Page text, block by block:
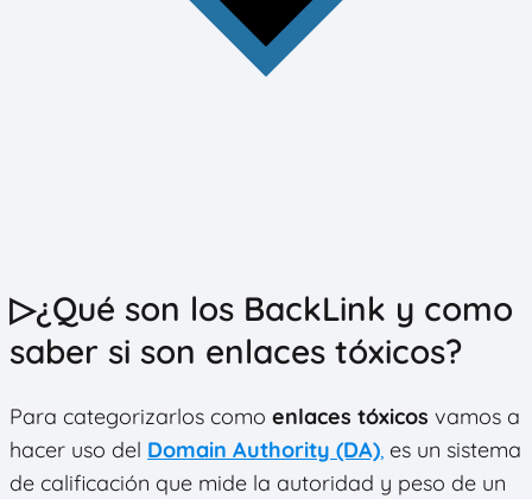
▷¿Qué son los BackLink y como
saber si son enlaces tóxicos?
Para categorizarlos como enlaces tóxicos vamos a
hacer uso del Domain Authority (DA), es un sistema
de calificación que mide la autoridad y peso de un